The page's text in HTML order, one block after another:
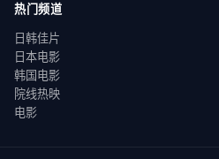
热门频道
日韩佳片
日本电影
韩国电影
院线热映
电影